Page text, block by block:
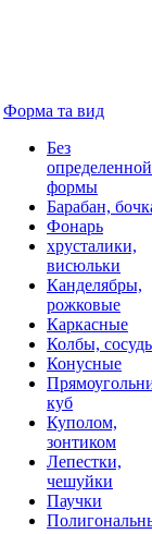
Форма та вид
Без
определенной
формы
Барабан,
Фонарь
хрусталики,
висюльки
Канделябры,
рожковые
Каркасные
Колбы,
Конусные
куб
Куполом,
зонтиком
Лепестки,
чешуйки
Паучки